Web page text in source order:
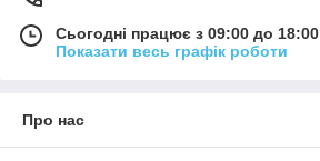
Сьогодні працює з 09:00 до 18:00
Показати весь графік роботи
Про нас